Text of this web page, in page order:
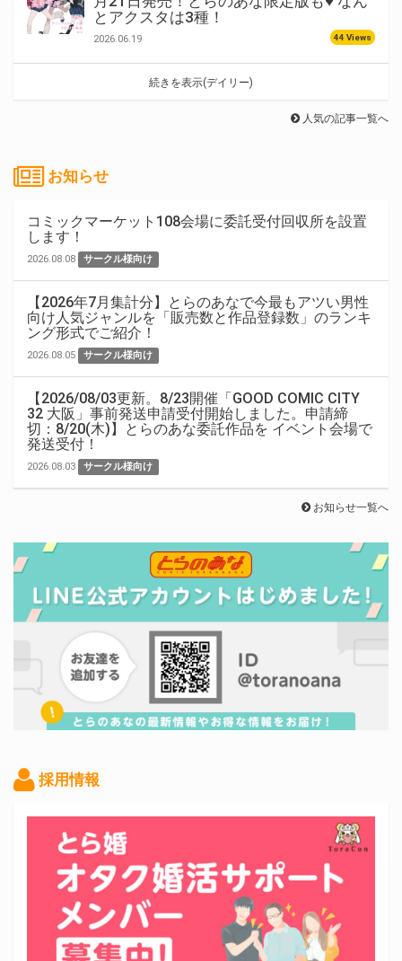
とアクスタは3種！
2026.06.19 44 Views
続きを表示(デイリー)
人気の記事一覧へ
お知らせ
コミックマーケット108会場に委託受付回収所を設置
します！
2026.08.08 サークル様向け
【2026年7月集計分】とらのあなで今最もアツい男性
向け人気ジャンルを「販売数と作品登録数」のランキ
ング形式でご紹介！
2026.08.05 サークル様向け
【2026/08/03更新。8/23開催「GOOD COMIC CITY
32 大阪」事前発送申請受付開始しました。申請締
切：8/20(木)】とらのあな委託作品を イベント会場で
発送受付！
2026.08.03 サークル様向け
お知らせ一覧へ
採用情報